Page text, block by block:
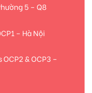
5 – Q8
– Hà Nội
& OCP3 –